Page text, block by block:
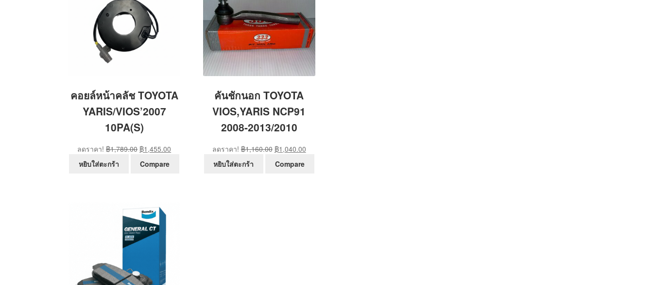
คอยล์หน้าคลัช TOYOTA
YARIS/VIOS’2007
10PA(S)
ลดราคา! ฿1,789.00 Original
price
was:
฿1,455.00
หยิบใส่ตะกร้า Compare
คันชักนอก TOYOTA
VIOS,YARIS NCP91
2008-2013/2010
ลดราคา! ฿1,160.00 Original
price
was:
฿1,040.00Current
หยิบใส่ตะกร้า Compare